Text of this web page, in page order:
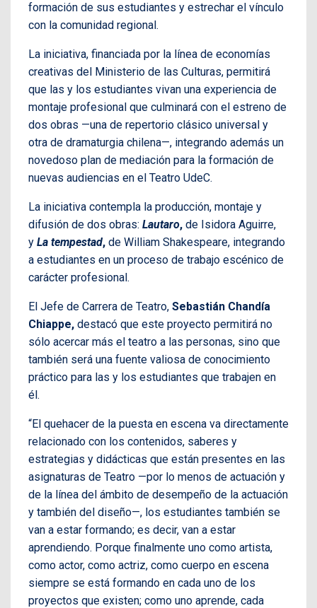
formación de sus estudiantes y estrechar el vínculo
con la comunidad regional.
La iniciativa, financiada por la línea de economías
creativas del Ministerio de las Culturas, permitirá
que las y los estudiantes vivan una experiencia de
montaje profesional que culminará con el estreno de
dos obras —una de repertorio clásico universal y
otra de dramaturgia chilena—, integrando además un
novedoso plan de mediación para la formación de
nuevas audiencias en el Teatro UdeC.
La iniciativa contempla la producción, montaje y
difusión de dos obras: Lautaro, de Isidora Aguirre,
y La tempestad, de William Shakespeare, integrando
a estudiantes en un proceso de trabajo escénico de
carácter profesional.
El Jefe de Carrera de Teatro, Sebastián Chandía
Chiappe, destacó que este proyecto permitirá no
sólo acercar más el teatro a las personas, sino que
también será una fuente valiosa de conocimiento
práctico para las y los estudiantes que trabajen en
él.
“El quehacer de la puesta en escena va directamente
relacionado con los contenidos, saberes y
estrategias y didácticas que están presentes en las
asignaturas de Teatro —por lo menos de actuación y
de la línea del ámbito de desempeño de la actuación
y también del diseño—, los estudiantes también se
van a estar formando; es decir, van a estar
aprendiendo. Porque finalmente uno como artista,
como actor, como actriz, como cuerpo en escena
siempre se está formando en cada uno de los
proyectos que existen; como uno aprende, cada